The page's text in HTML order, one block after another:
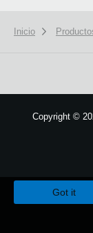
Inicio
Copyright ©
Got it